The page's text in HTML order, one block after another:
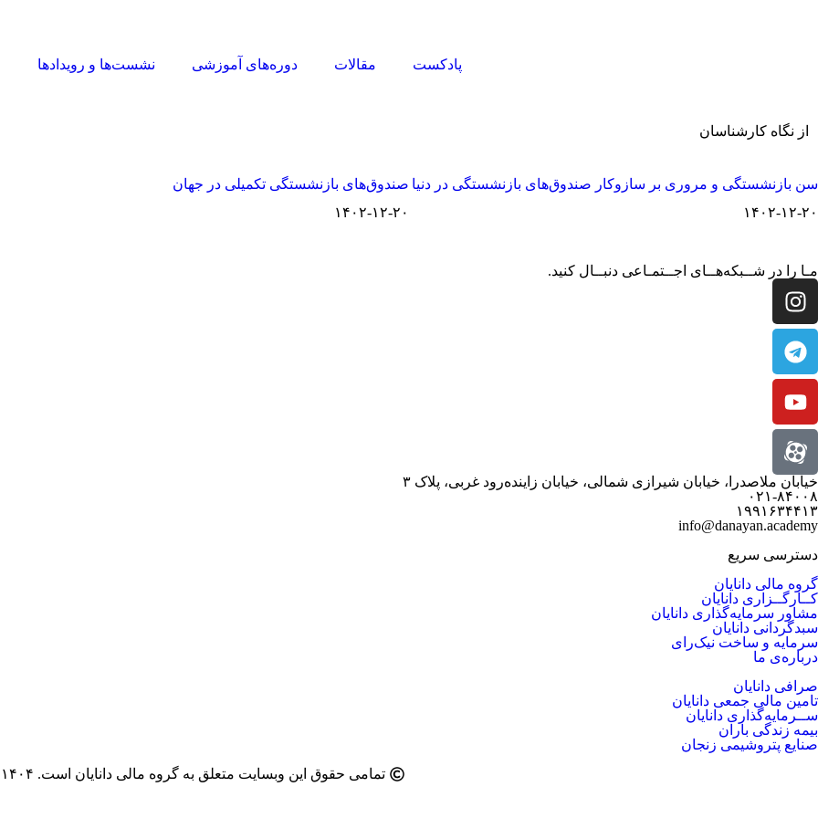
پادکست مقالات دوره‌های آموزشی نشست‌ها و رویدادها
از نگاه کارشناسان
سن بازنشستگی و مروری بر سازوکار صندوق‌های بازنشستگی در دنیا
۱۴۰۲-۱۲-۲۰
صندوق‌های بازنشستگی تکمیلی در جهان
۱۴۰۲-۱۲-۲۰
مـا را در شــبکه‌هــای اجــتمـاعی دنبــال کنید.
خیابان ملاصدرا، خیابان شیرازی شمالی، خیابان زاینده‌رود غربی، پلاک ۳
۰۲۱-۸۴۰۰۸
۱۹۹۱۶۳۴۴۱۳
info@danayan.academy
دسترسی سریع
گروه مالی دانایان
کــارگــزاری دانایان
مشاور سرمایه‌گذاری دانایان
سبدگردانی دانایان
سرمایه و ساخت نیک‌رای
درباره‌ی ما
صرافی دانایان
تامین مالی جمعی دانایان
ســرمایه‌گذاری دانایان
بیمه زندگی باران
صنایع پتروشیمی زنجان
تمامی حقوق این وبسایت متعلق به گروه مالی دانایان است. ۱۴۰۴